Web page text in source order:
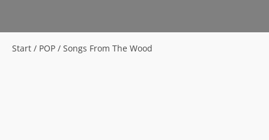
Start / POP / Songs From The Wood